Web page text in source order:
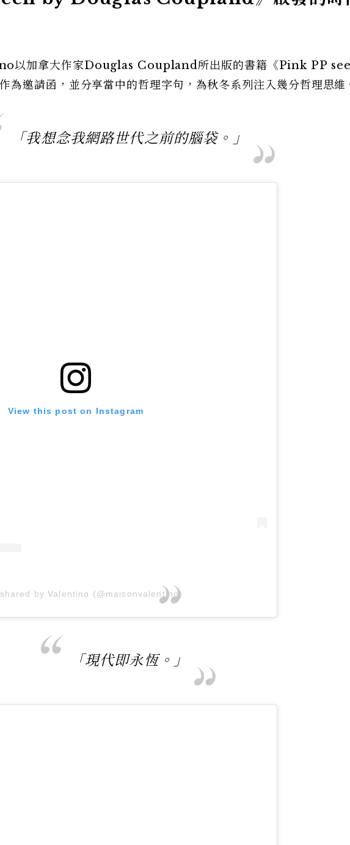
以加拿大作家Douglas Coupland所出版的書籍《Pink PP
邀請函，並分享當中的哲理字句，為秋冬系列注入幾分哲理思維
「我想念我網路世代之前的腦袋。」
View this post on Instagram
by Valentino (@maisonvalentino)
「現代即永恆。」